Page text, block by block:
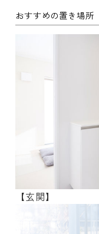
おすすめの置き場所
【玄関】